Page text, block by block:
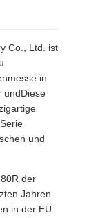
Co., Ltd. ist
in
undDiese
und
der
Jahren
in der EU